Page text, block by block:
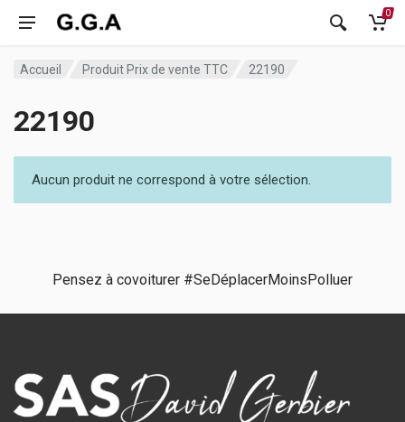
0
Accueil Produit Prix de vente TTC 22190
22190
Aucun produit ne correspond à votre sélection.
Pensez à covoiturer #SeDéplacerMoinsPolluer